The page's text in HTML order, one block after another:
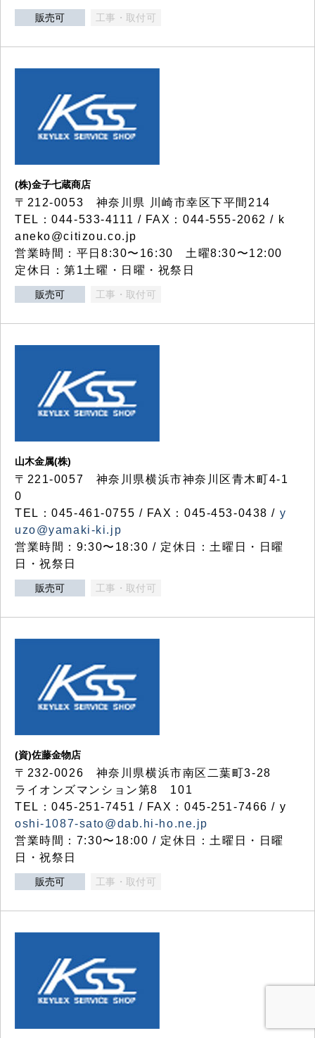
販売可 工事・取付可
(株)金子七蔵商店
〒212-0053 神奈川県 川崎市幸区下平間214
TEL：044-533-4111 / FAX：044-555-2062 / k
aneko@citizou.co.jp
営業時間：平日8:30〜16:30 土曜8:30〜12:00
定休日：第1土曜・日曜・祝祭日
販売可 工事・取付可
山木金属(株)
〒221-0057 神奈川県横浜市神奈川区青木町4-1
0
TEL：045-461-0755 / FAX：045-453-0438 / y
uzo@yamaki-ki.jp
営業時間：9:30〜18:30 / 定休日：土曜日・日曜
日・祝祭日
販売可 工事・取付可
(資)佐藤金物店
〒232-0026 神奈川県横浜市南区二葉町3-28
ライオンズマンション第8 101
TEL：045-251-7451 / FAX：045-251-7466 / y
oshi-1087-sato@dab.hi-ho.ne.jp
営業時間：7:30〜18:00 / 定休日：土曜日・日曜
日・祝祭日
販売可 工事・取付可